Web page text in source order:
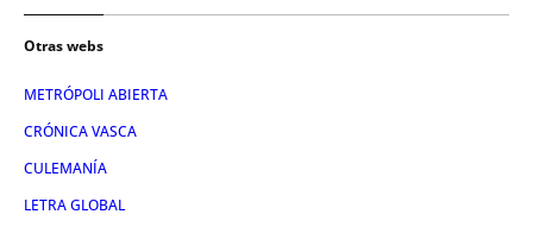
Otras webs
METRÓPOLI ABIERTA
CRÓNICA VASCA
CULEMANÍA
LETRA GLOBAL